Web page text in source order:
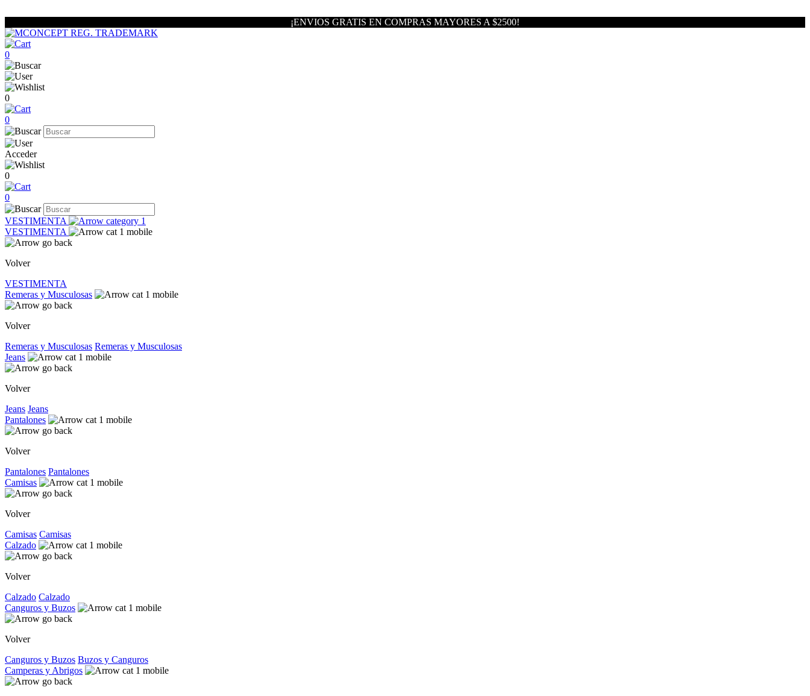
¡ENVIOS GRATIS EN COMPRAS MAYORES A $2500!
0
0
0
Acceder
0
0
VESTIMENTA
VESTIMENTA
Volver
VESTIMENTA
Remeras y Musculosas
Volver
Remeras y Musculosas Remeras y Musculosas
Jeans
Volver
Jeans Jeans
Pantalones
Volver
Pantalones Pantalones
Camisas
Volver
Camisas Camisas
Calzado
Volver
Calzado Calzado
Canguros y Buzos
Volver
Canguros y Buzos Buzos y Canguros
Camperas y Abrigos